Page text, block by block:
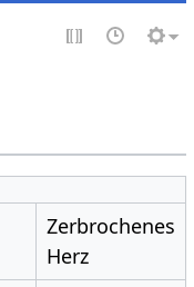
Zerbrochenes
Herz